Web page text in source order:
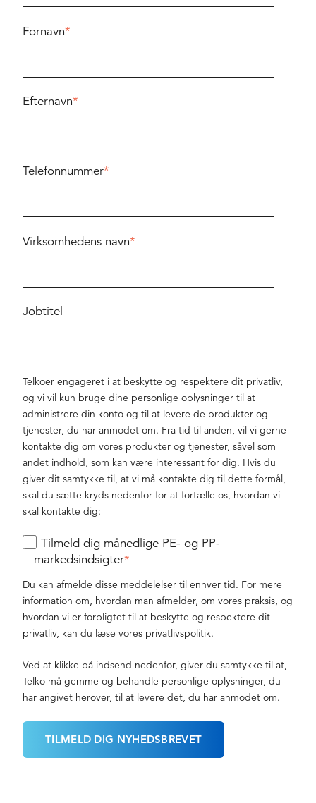
Fornavn*
Efternavn*
Telefonnummer*
Virksomhedens navn*
Jobtitel
Telkoer engageret i at beskytte og respektere dit privatliv,
og vi vil kun bruge dine personlige oplysninger til at
administrere din konto og til at levere de produkter og
tjenester, du har anmodet om. Fra tid til anden, vil vi gerne
kontakte dig om vores produkter og tjenester, såvel som
andet indhold, som kan være interessant for dig. Hvis du
giver dit samtykke til, at vi må kontakte dig til dette formål,
skal du sætte kryds nedenfor for at fortælle os, hvordan vi
skal kontakte dig:
Tilmeld dig månedlige PE- og PP-
markedsindsigter*
Du kan afmelde disse meddelelser til enhver tid. For mere
information om, hvordan man afmelder, om vores praksis, og
hvordan vi er forpligtet til at beskytte og respektere dit
privatliv, kan du læse vores privatlivspolitik.
Ved at klikke på indsend nedenfor, giver du samtykke til at,
Telko må gemme og behandle personlige oplysninger, du
har angivet herover, til at levere det, du har anmodet om.